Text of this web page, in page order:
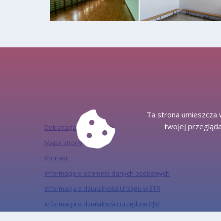
Deklaracja dostępności
Mapa strony
Kontakt
Informacje o ochronie danych osobowych
Informacja o działalności Urzędu w ETR
Informacja o działalności urzędu w PJM
Ta strona umieszcza
twojej